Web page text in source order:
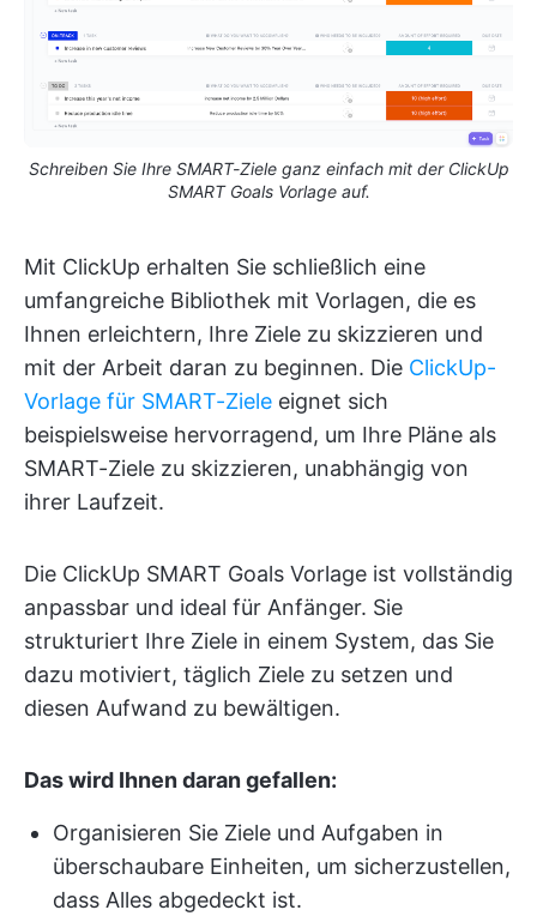
Schreiben Sie Ihre SMART-Ziele ganz einfach mit der ClickUp
SMART Goals Vorlage auf.
Mit ClickUp erhalten Sie schließlich eine
umfangreiche Bibliothek mit Vorlagen, die es
Ihnen erleichtern, Ihre Ziele zu skizzieren und
mit der Arbeit daran zu beginnen. Die ClickUp-
Vorlage für SMART-Ziele eignet sich
beispielsweise hervorragend, um Ihre Pläne als
SMART-Ziele zu skizzieren, unabhängig von
ihrer Laufzeit.
Die ClickUp SMART Goals Vorlage ist vollständig
anpassbar und ideal für Anfänger. Sie
strukturiert Ihre Ziele in einem System, das Sie
dazu motiviert, täglich Ziele zu setzen und
diesen Aufwand zu bewältigen.
Das wird Ihnen daran gefallen:
Organisieren Sie Ziele und Aufgaben in
überschaubare Einheiten, um sicherzustellen,
dass Alles abgedeckt ist.